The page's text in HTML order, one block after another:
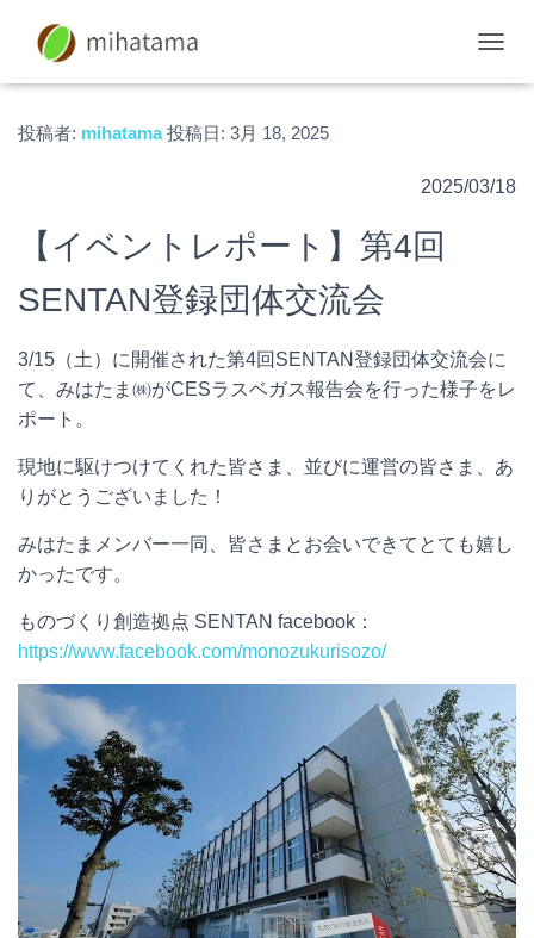
ビ
ン
投稿者: mihatama投稿日: 3月 18, 2025
2025/03/18
【イベントレポート】第4回
SENTAN登録団体交流会
3/15（土）に開催された第4回SENTAN登録団体交流会に
て、みはたま㈱がCESラスベガス報告会を行った様子をレ
ポート。
現地に駆けつけてくれた皆さま、並びに運営の皆さま、あ
りがとうございました！
みはたまメンバー一同、皆さまとお会いできてとても嬉し
かったです。
ものづくり創造拠点 SENTAN facebook：
https://www.facebook.com/monozukurisozo/